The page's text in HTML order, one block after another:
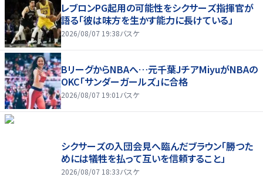
レブロンPG起用の可能性をシクサーズ指揮官が
語る「彼は味方を生かす能力に長けている」
2026/08/07 19:38バスケ
BリーグからNBAへ…元千葉JチアMiyuがNBAの
OKC「サンダーガールズ」に合格
2026/08/07 19:01 バスケ
シクサーズの入団会見へ臨んだブラウン「勝つた
めには犠牲を払って互いを信頼すること」
2026/08/07 18:33バスケ